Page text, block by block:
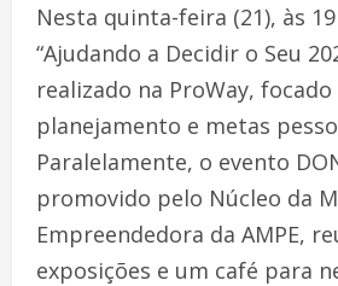
Nesta quinta-feira (21), às
“Ajudando a Decidir o Seu
realizado na ProWay, focado
planejamento e metas
Paralelamente, o evento
promovido pelo Núcleo da
Empreendedora da AMPE,
exposições e um café para